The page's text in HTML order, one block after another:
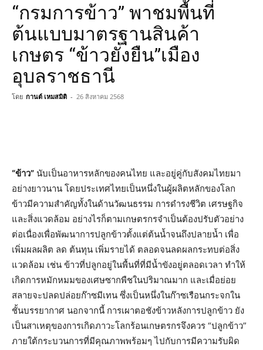
“กรมการข้าว” พาชมพื้นที่
ต้นแบบมาตรฐานสินค้า
เกษตร “ข้าวยั่งยืน”เมือง
อุบลราชธานี
โดย กานต์ เหมสมิติ - 26 สิงหาคม 2568
“ข้าว” นับเป็นอาหารหลักของคนไทย และอยู่คู่กับสังคมไทยมา
อย่างยาวนาน โดยประเทศไทยเป็นหนึ่งในผู้ผลิตหลักของโลก
ข้าวมีความสำคัญทั้งในด้านวัฒนธรรม การดำรงชีวิต เศรษฐกิจ
และสิ่งแวดล้อม อย่างไรก็ตามเกษตรกรจำเป็นต้องปรับตัวอย่าง
ต่อเนื่องเพื่อพัฒนาการปลูกข้าวตั้งแต่ต้นน้ำจนถึงปลายน้ำ เพื่อ
เพิ่มผลผลิต ลด ต้นทุน เพิ่มรายได้ ตลอดจนลดผลกระทบต่อสิ่ง
แวดล้อม เช่น ข้าวที่ปลูกอยู่ในพื้นที่ที่มีน้ำขังอยู่ตลอดเวลา ทำให้
เกิดการหมักหมมของเศษซากพืชในปริมาณมาก และเมื่อย่อย
สลายจะปลดปล่อยก๊าซมีเทน ซึ่งเป็นหนึ่งในก๊าซเรือนกระจกใน
ชั้นบรรยากาศ นอกจากนี้ การเผาตอชังข้าวหลังการปลูกข้าว ยัง
เป็นสาเหตุของการเกิดภาวะโลกร้อนเกษตรกรจึงควร “ปลูกข้าว”
ภายใต้กระบวนการที่มีคุณภาพพร้อมๆ ไปกับการมีความรับผิด